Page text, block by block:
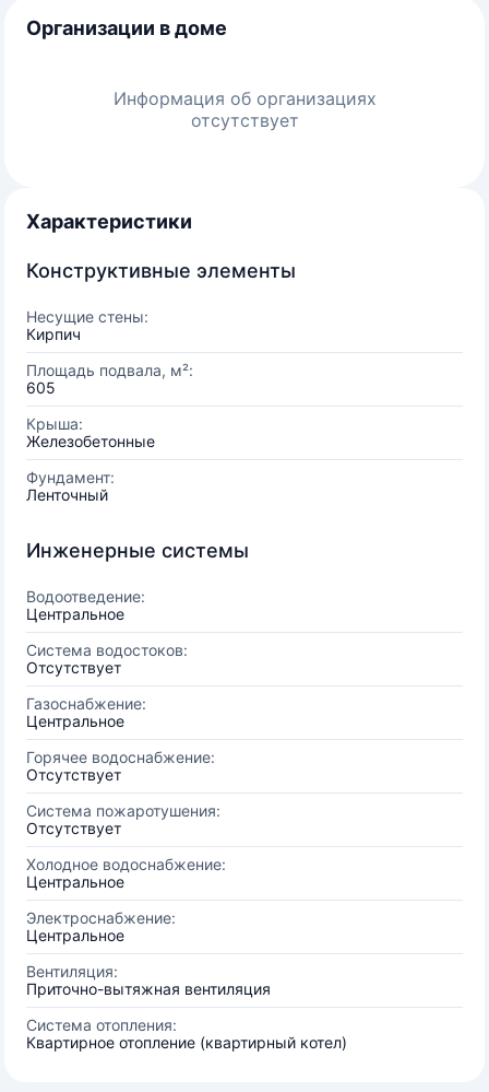
Организации в доме
Информация об организациях
отсутствует
Характеристики
Конструктивные элементы
Несущие стены:
Кирпич
Площадь подвала, м²:
605
Крыша:
Железобетонные
Фундамент:
Ленточный
Инженерные системы
Водоотведение:
Центральное
Система водостоков:
Отсутствует
Газоснабжение:
Центральное
Горячее водоснабжение:
Отсутствует
Система пожаротушения:
Отсутствует
Холодное водоснабжение:
Центральное
Электроснабжение:
Центральное
Вентиляция:
Приточно-вытяжная вентиляция
Система отопления:
Квартирное отопление (квартирный котел)